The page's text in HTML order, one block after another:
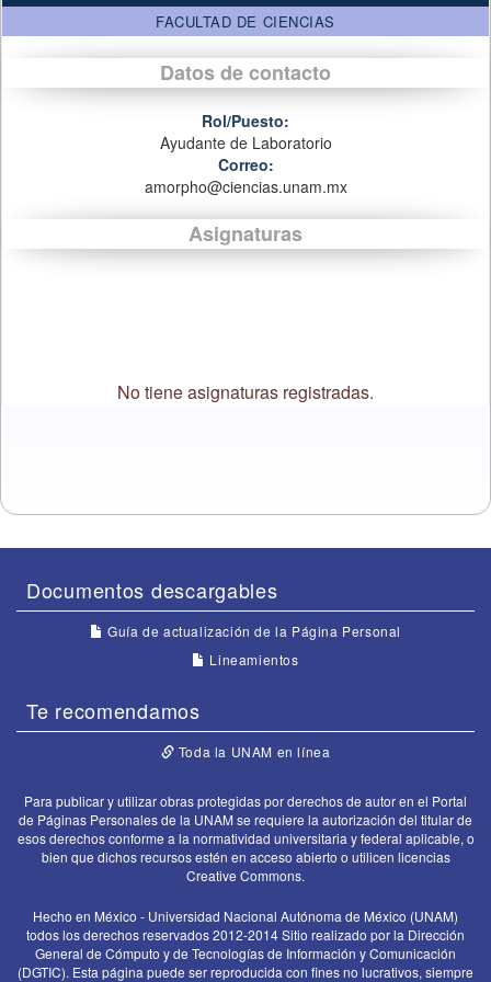
FACULTAD DE CIENCIAS
Datos de contacto
Rol/Puesto:
Ayudante de Laboratorio
Correo:
amorpho@ciencias.unam.mx
Asignaturas
No tiene asignaturas registradas.
Documentos descargables
Guía de actualización de la Página Personal
Lineamientos
Te recomendamos
Toda la UNAM en línea
Para publicar y utilizar obras protegidas por derechos de autor en el Portal
de Páginas Personales de la UNAM se requiere la autorización del titular de
esos derechos conforme a la normatividad universitaria y federal aplicable, o
bien que dichos recursos estén en acceso abierto o utilicen licencias
Creative Commons.
Hecho en México - Universidad Nacional Autónoma de México (UNAM)
todos los derechos reservados 2012-2014 Sitio realizado por la Dirección
General de Cómputo y de Tecnologías de Información y Comunicación
(DGTIC). Esta página puede ser reproducida con fines no lucrativos, siempre